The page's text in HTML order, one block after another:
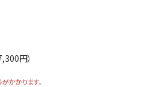
円）
かかります。